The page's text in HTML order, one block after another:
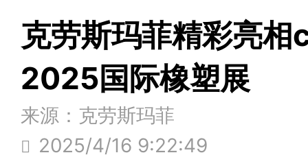
克劳斯玛菲精彩亮
2025国际橡塑展
来源：克劳斯玛菲
2025/4/16 9:22:49